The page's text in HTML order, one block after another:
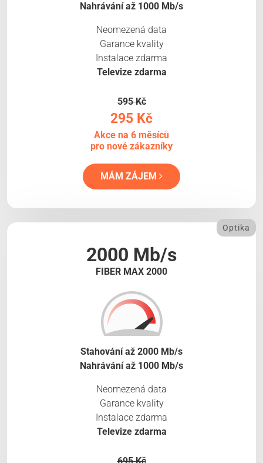
Nahrávání až 1000 Mb/s
Neomezená data
Garance kvality
Instalace zdarma
Televize zdarma
595 Kč
295 Kč
Akce na 6 měsíců
pro nové zákazníky
MÁM ZÁJEM
2000 Mb/s
FIBER MAX 2000
Optika
Stahování až 2000 Mb/s
Nahrávání až 1000 Mb/s
Neomezená data
Garance kvality
Instalace zdarma
Televize zdarma